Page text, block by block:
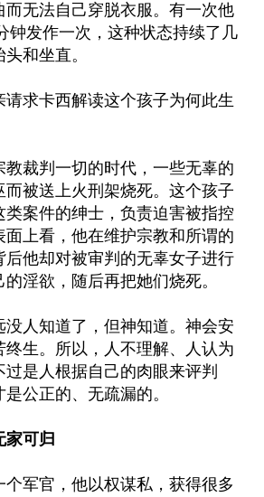
而无法自己穿脱衣服。有一次他
钟发作一次，这种状态持续了几
和坐直。
求卡西解读这个孩子为何此生
教裁判一切的时代，一些无辜的
而被送上火刑架烧死。这个孩子
类案件的绅士，负责迫害被指控
面上看，他在维护宗教和所谓的
后他却对被审判的无辜女子进行
淫欲，随后再把她们烧死。
没人知道了，但神知道。神会安
终生。所以，人不理解、人认为
是人根据自己的肉眼来评判
公正的、无疏漏的。
可归
个军官，他以权谋私，获得很多